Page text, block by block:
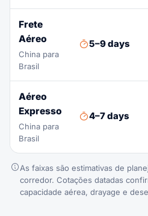
Frete
Aéreo
China para
Brasil
5–9 days
Aéreo
Expresso
China para
Brasil
4–7 days
As faixas são estimativas de
corredor. Cotações datadas
capacidade aérea, drayage e